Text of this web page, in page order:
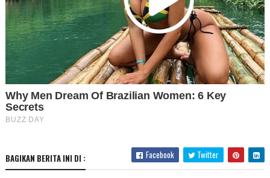
BAGIKAN BERITA INI DI : Facebook Twitter